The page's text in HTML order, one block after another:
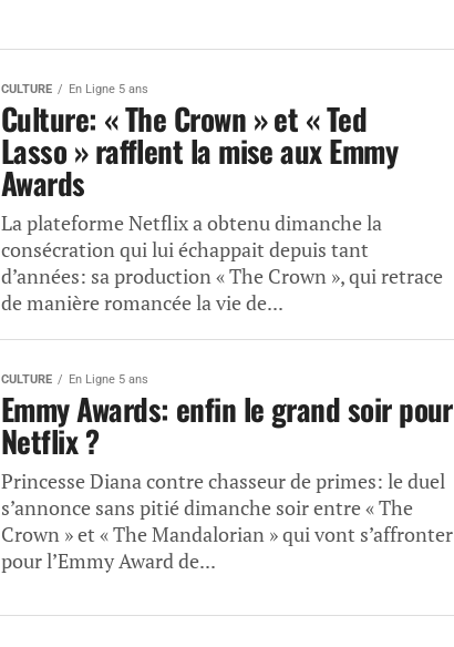
CULTURE En Ligne 5 ans
Culture: « The Crown » et « Ted
Lasso » rafflent la mise aux Emmy
Awards
La plateforme Netflix a obtenu dimanche la
consécration qui lui échappait depuis tant
d’années: sa production « The Crown », qui retrace
de manière romancée la vie de...
CULTURE En Ligne 5 ans
Emmy Awards: enfin le grand soir pour
Netflix ?
Princesse Diana contre chasseur de primes: le duel
s’annonce sans pitié dimanche soir entre « The
Crown » et « The Mandalorian » qui vont s’affronter
pour l’Emmy Award de...